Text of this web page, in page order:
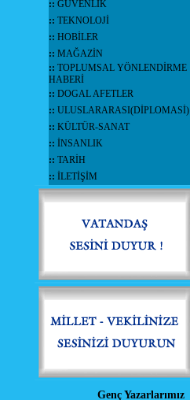
:: GÜVENLİK
:: TEKNOLOJİ
:: HOBİLER
:: MAĞAZİN
:: TOPLUMSAL YÖNLENDİRME
HABERİ
:: DOGAL AFETLER
:: ULUSLARARASI(DİPLOMASİ)
:: KÜLTÜR-SANAT
:: İNSANLIK
:: TARİH
:: İLETİŞİM
Genç Yazarlarımız